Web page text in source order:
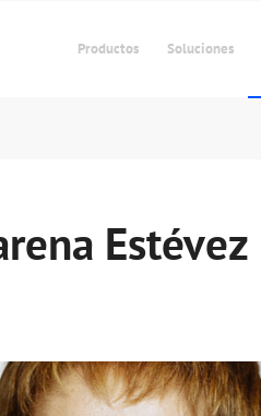
Productos Soluciones
Estévez